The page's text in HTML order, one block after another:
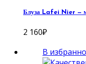
Блуза Lafei Nier —
2 160₽
В